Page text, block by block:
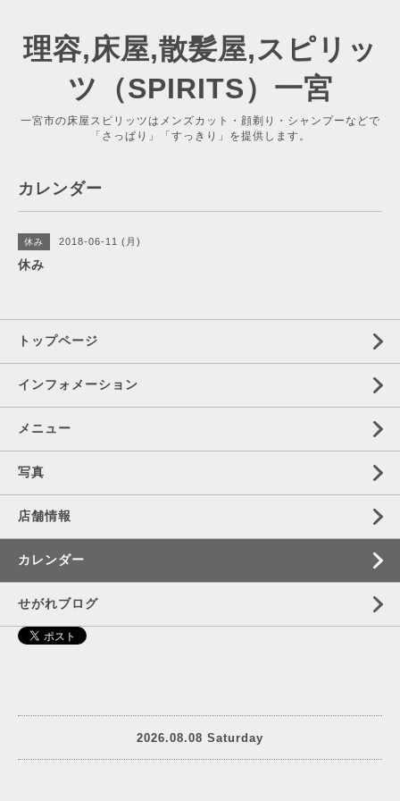
理容,床屋,散髪屋,スピリッ
ツ（SPIRITS）一宮
一宮市の床屋スピリッツはメンズカット・顔剃り・シャンプーなどで
「さっぱり」「すっきり」を提供します。
カレンダー
休み 2018-06-11 (月)
休み
トップページ
インフォメーション
メニュー
写真
店舗情報
カレンダー
せがれブログ
2026.08.08 Saturday